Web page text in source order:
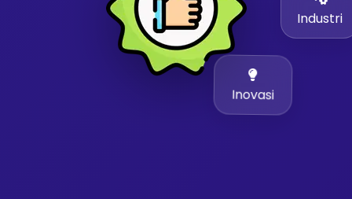
Industri
Inovasi